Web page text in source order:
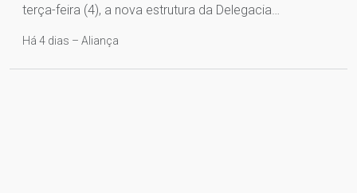
terça-feira (4), a nova estrutura da Delegacia…
Há 4 dias – Aliança